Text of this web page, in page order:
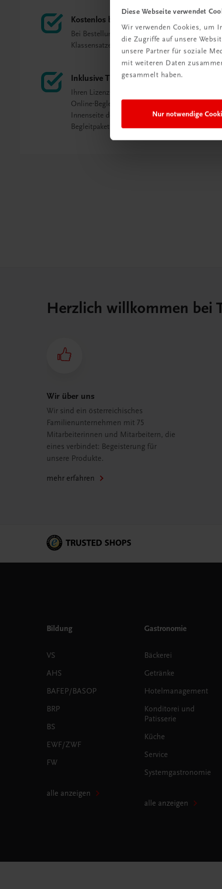
Diese Webseite verwendet
Wir verwenden Cookies, um
die Zugriffe auf unsere
unsere Partner für soziale
mit weiteren Daten
gesammelt haben.
Nur notwendige
Kostenlos bei Klassensatz
Bei Bestellung eines Schulbuch-
Klassensatzes kostenlos.
Inklusive TRAUNER-DigiBox
Ihren Lizenz-Key zum Freischalten des
Online-Begleitpakets finden Sie auf der
Innenseite der gedruckten Lehrer/innen-
Begleitpakets.
Herzlich willkommen bei
Wir über uns
Wir sind ein österreichisches
Familienunternehmen mit 75
Mitarbeiterinnen und Mitarbeitern, die
eines verbindet: Begeisterung für
unsere Produkte.
mehr erfahren
Bildung
VS
AHS
BAFEP/BASOP
BRP
BS
EWF/ZWF
FW
alle anzeigen
Gastronomie
Bäckerei
Getränke
Hotelmanagement
Konditorei und
Patisserie
Küche
Service
Systemgastronomie
alle anzeigen